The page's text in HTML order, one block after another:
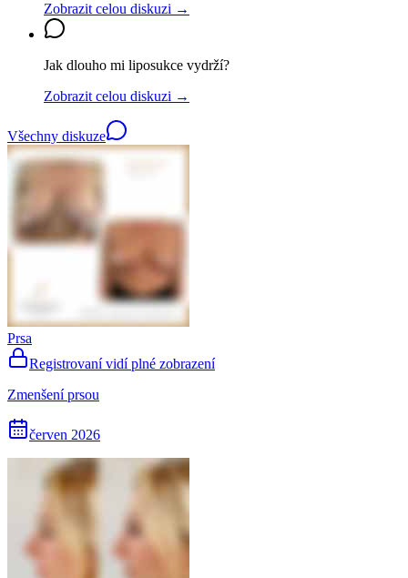
Zobrazit celou diskuzi →
Jak dlouho mi liposukce vydrží?
Zobrazit celou diskuzi →
Všechny diskuze
Prsa
Registrovaní vidí plné zobrazení
Zmenšení prsou
červen 2026